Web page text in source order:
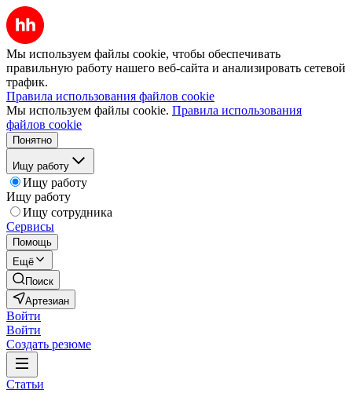
Мы используем файлы cookie, чтобы обеспечивать
правильную работу нашего веб-сайта и анализировать сетевой
трафик.
Правила использования файлов cookie
Мы используем файлы cookie. Правила использования
файлов cookie
Понятно
Ищу работу
Ищу работу
Ищу работу
Ищу сотрудника
Сервисы
Помощь
Ещё
Поиск
Артезиан
Войти
Войти
Создать резюме
Статьи